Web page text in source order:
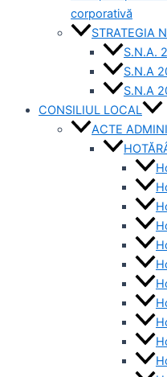
corporativă
STRATEGIA
S.N.A.
S.N.A
S.N.A
CONSILIUL LOCAL
ACTE